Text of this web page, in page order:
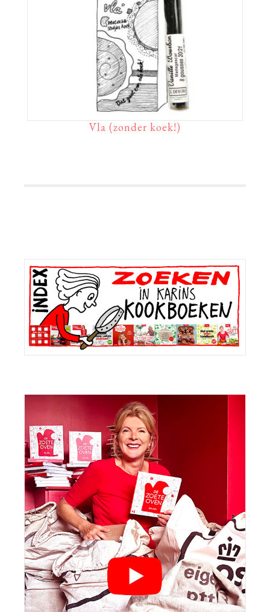
Vla (zonder koek!)
Primaire
Sidebar